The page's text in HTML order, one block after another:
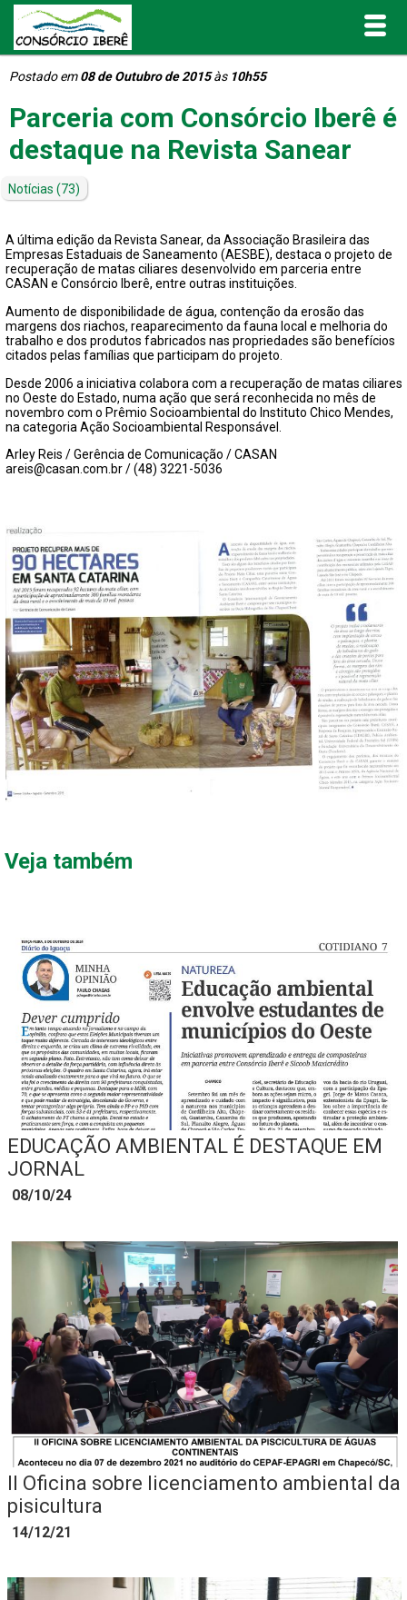
Inicial
O Consórcio Iberê
Projetos
Portal de Transparência
Publicações
Informativos e Relatórios
Notícias
Contato
FECHAR PEDIDO
Postado em08 de Outubro de 2015às 10h55
Parceria com Consórcio Iberê é
destaque na Revista Sanear
Notícias (73)
A última edição da Revista Sanear, da Associação Brasileira das
Empresas Estaduais de Saneamento (AESBE), destaca o projeto de
recuperação de matas ciliares desenvolvido em parceria entre
CASAN e Consórcio Iberê, entre outras instituições.
Aumento de disponibilidade de água, contenção da erosão das
margens dos riachos, reaparecimento da fauna local e melhoria do
trabalho e dos produtos fabricados nas propriedades são benefícios
citados pelas famílias que participam do projeto.
Desde 2006 a iniciativa colabora com a recuperação de matas ciliares
no Oeste do Estado, numa ação que será reconhecida no mês de
novembro com o Prêmio Socioambiental do Instituto Chico Mendes,
na categoria Ação Socioambiental Responsável.
Arley Reis / Gerência de Comunicação / CASAN
areis@casan.com.br / (48) 3221-5036
Veja também
EDUCAÇÃO AMBIENTAL É DESTAQUE EM
JORNAL
08/10/24
II Oficina sobre licenciamento ambiental da
pisicultura
14/12/21